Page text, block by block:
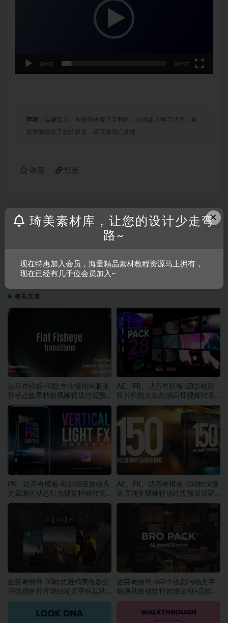
00:00 00:57
声明： 温馨提示：本资源来源于互联网，仅供参考学习使用，若
该资源侵犯了您的权益，请联系我们处理。
收藏 链接
上一篇
16款高级卡通奥运会体育运动人物插画插图3D图标
icons设计素材包 3D Character Sp
下一篇
11款潮流雨滴划痕磨砂波浪玻璃效果照片处理特效ps动
相关文章
达芬奇模板-40款专业极简鱼眼变
形动态效果特效视频转场过渡预
设
AE、PR、达芬奇模板-28款电影
胶片灼烧光效刮痕闪烁视频转场
预设
PR、达芬奇模板-电影级竖屏镜头
光晕漏光动态灯光视觉特效转场
预设
AE、PR、达芬奇模板-150款快慢
速度渐变视频转场过渡预设后期
特效
达芬奇插件-50款优雅精美电影史
诗级预告片开场结尾文字标题动
达芬奇插件-643个视频转场文字
标题动画视觉特效预设包+音效素
×
琦美素材库，让您的设计少走弯
路~
现在特惠加入会员，海量精品素材教程资源马上拥有，
现在已经有几千位会员加入~